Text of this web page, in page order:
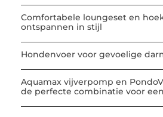
Comfortabele loungeset en
ontspannen in stijl
Hondenvoer voor gevoelige
Aquamax vijverpomp en
de perfecte combinatie voor